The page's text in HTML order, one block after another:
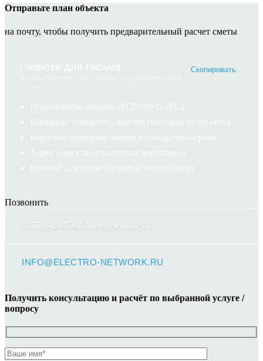
Отправьте план объекта
на почту, чтобы получить предварительный расчет сметы
Скопировать
Позвонить
ОТПРАВИТЬ ПЛАН НА ПОЧТУ
INFO@ELECTRO-NETWORK.RU
Получить консультацию и расчёт по выбранной услуге /
вопросу